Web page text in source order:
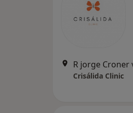
Crisálida Clinic